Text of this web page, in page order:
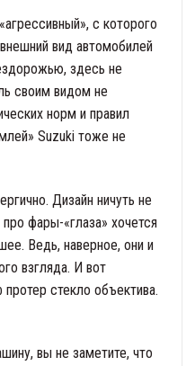
с которого
вид автомобилей
здесь не
своим видом не
норм и правил
Suzuki тоже не
Дизайн ничуть не
фары-«глаза» хочется
Ведь, наверное, они и
взгляда. И вот
стекло объектива.
вы не заметите, что